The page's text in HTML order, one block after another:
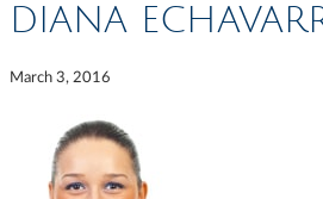
DIANA
March 3, 2016